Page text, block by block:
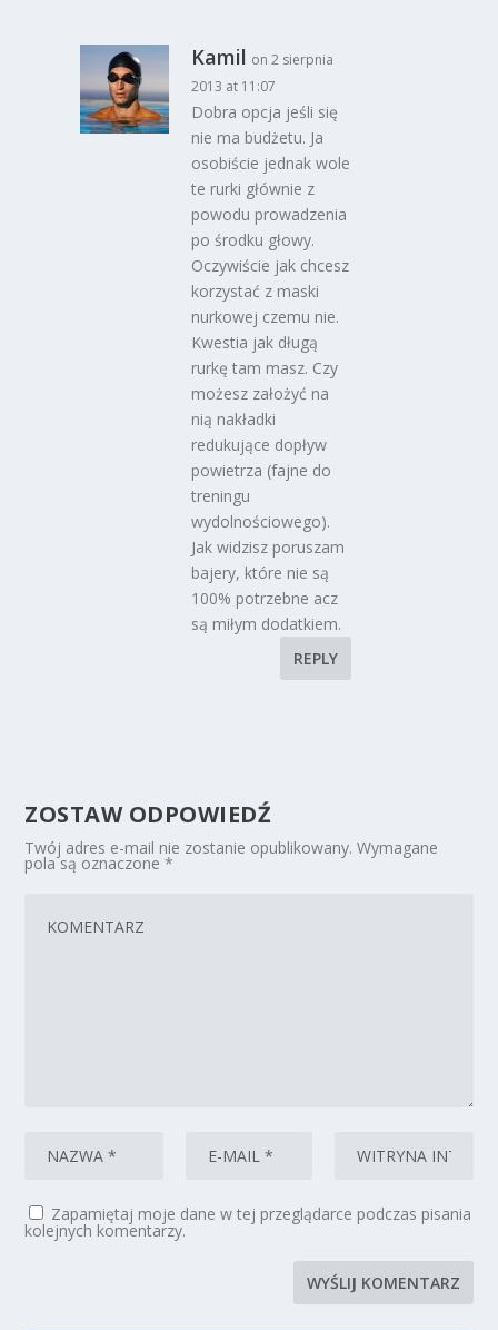
Kamil on 2 sierpnia
2013 at 11:07
Dobra opcja jeśli się
nie ma budżetu. Ja
osobiście jednak wole
te rurki głównie z
powodu prowadzenia
po środku głowy.
Oczywiście jak chcesz
korzystać z maski
nurkowej czemu nie.
Kwestia jak długą
rurkę tam masz. Czy
możesz założyć na
nią nakładki
redukujące dopływ
powietrza (fajne do
treningu
wydolnościowego).
Jak widzisz poruszam
bajery, które nie są
100% potrzebne acz
są miłym dodatkiem.
REPLY
ZOSTAW ODPOWIEDŹ
Twój adres e-mail nie zostanie opublikowany. Wymagane
pola są oznaczone*
Zapamiętaj moje dane w tej przeglądarce podczas pisania
kolejnych komentarzy.